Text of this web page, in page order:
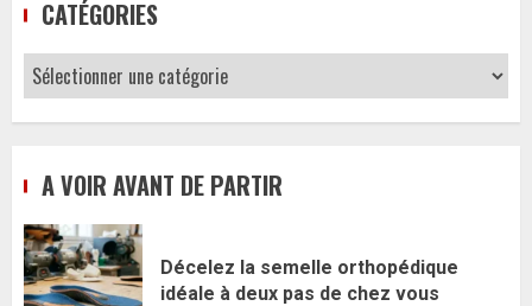
CATÉGORIES
Catégories
A VOIR AVANT DE PARTIR
Décelez la semelle orthopédique
idéale à deux pas de chez vous